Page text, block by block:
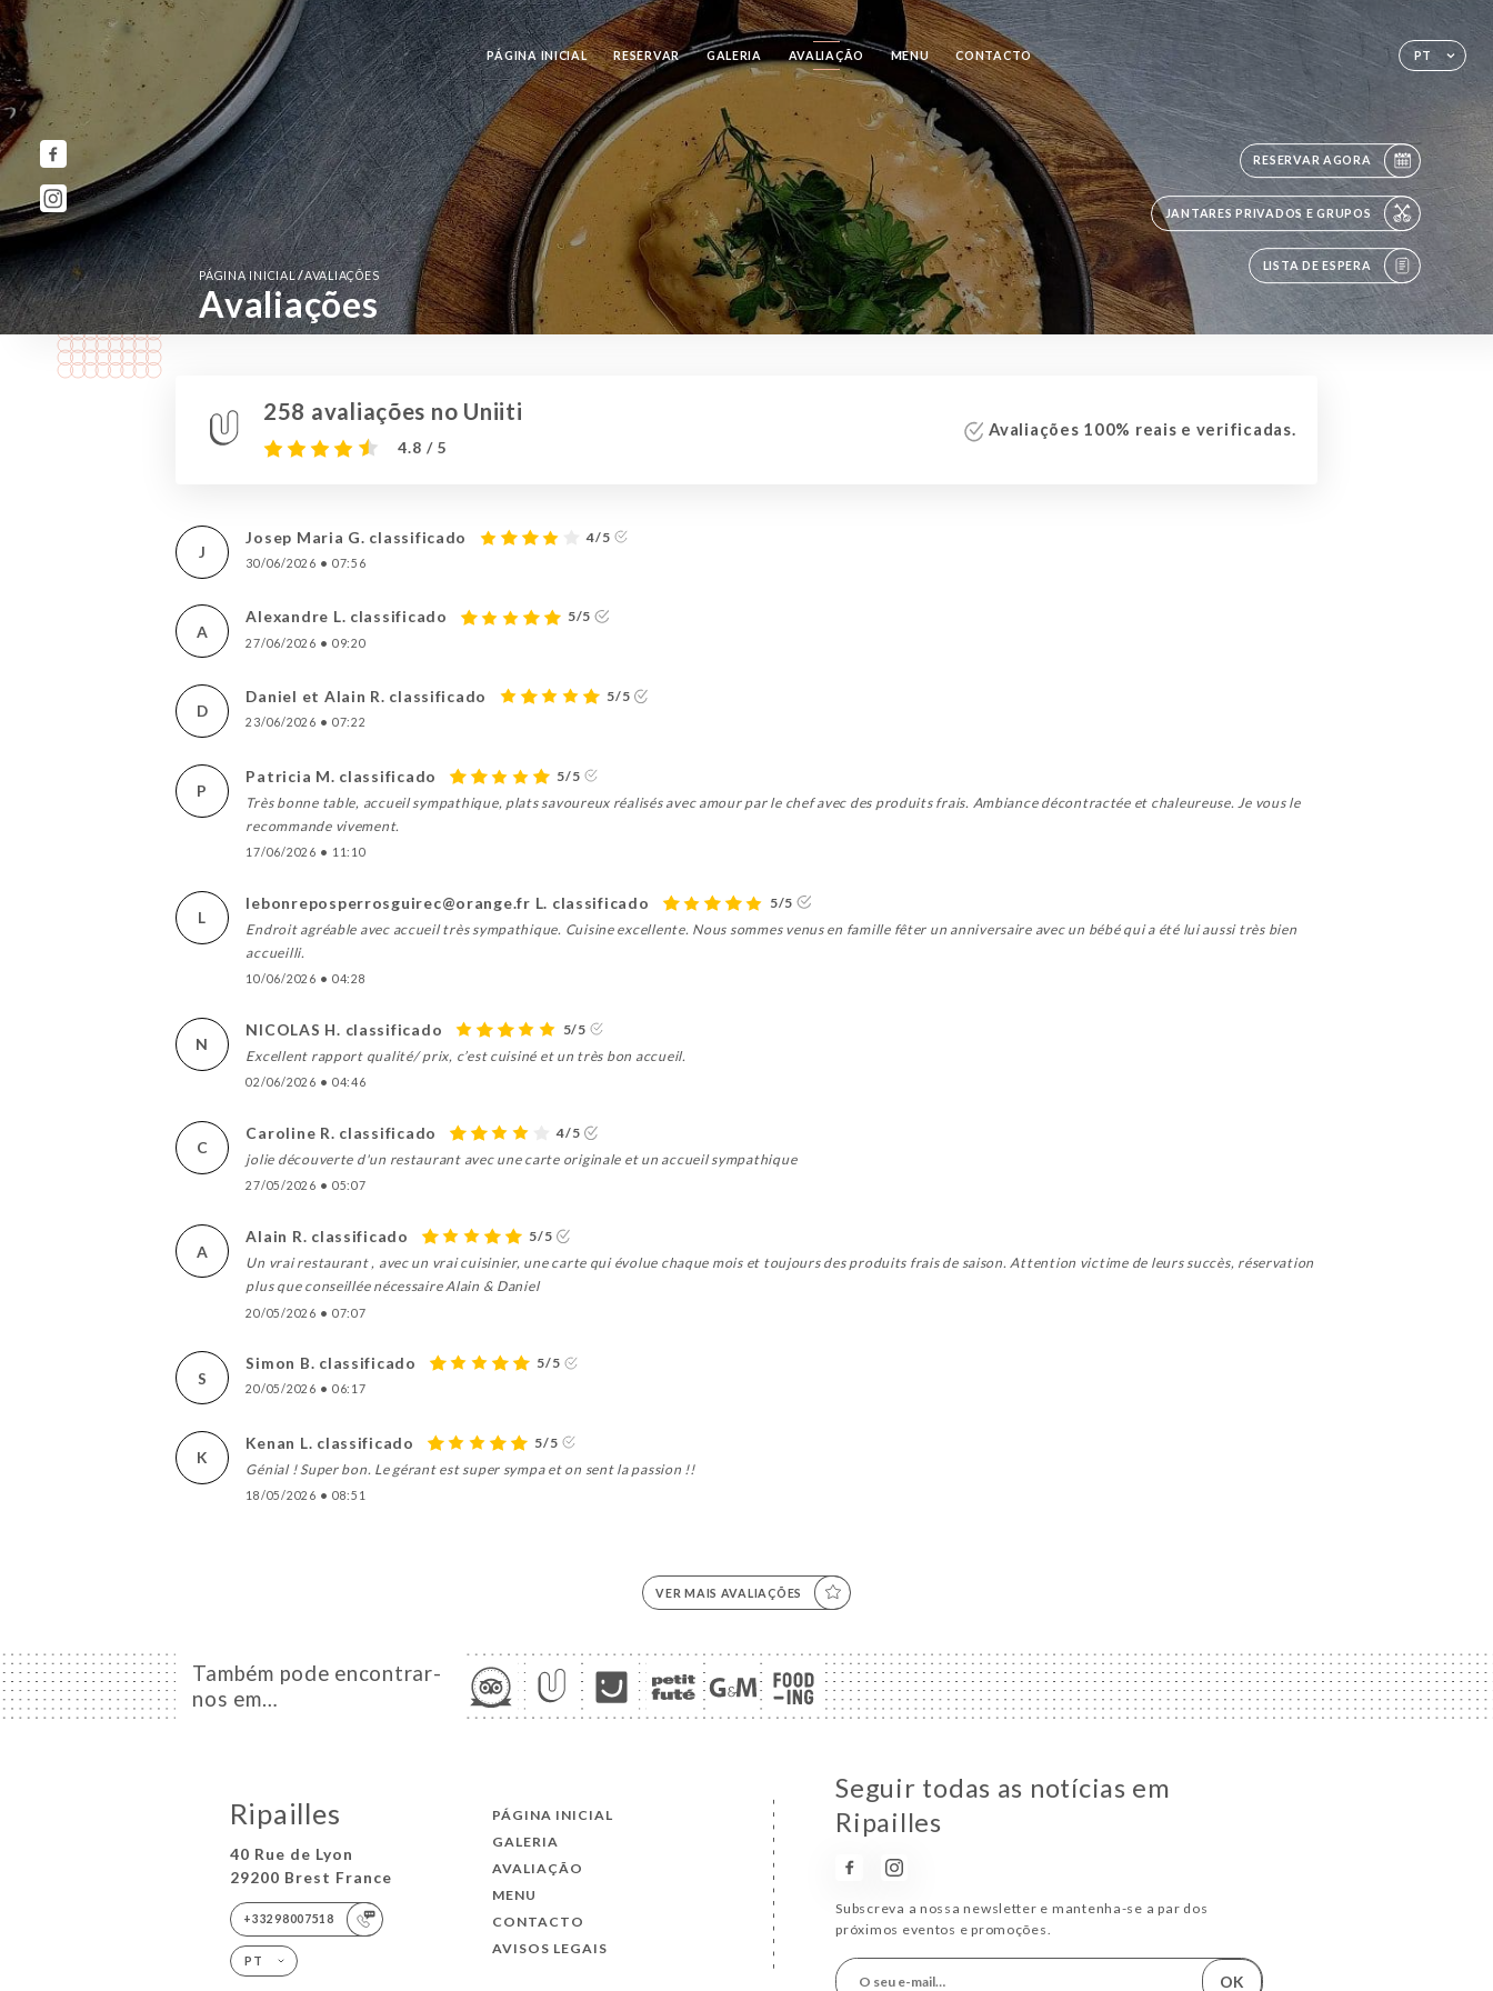
PT
PÁGINA INICIAL RESERVAR GALERIA AVALIAÇÃO MENU CONTACTO
RESERVAR AGORA
JANTARES PRIVADOS E GRUPOS
LISTA DE ESPERA
PÁGINA INICIAL/AVALIAÇÕES
Avaliações
258 avaliações no Uniiti
4.8 / 5
Avaliações 100% reais e verificadas.
J
Josep Maria G. classificado 4/5
30/06/2026 • 07:56
A
Alexandre L. classificado 5/5
27/06/2026 • 09:20
D
Daniel et Alain R. classificado 5/5
23/06/2026 • 07:22
P
Patricia M. classificado
5/5
Très bonne table, accueil sympathique, plats savoureux réalisés avec amour par le chef avec des produits frais. Ambiance décontractée et chaleureuse. Je vous le
recommande vivement.
17/06/2026 • 11:10
L
lebonreposperrosguirec@orange.fr L. classificado
5/5
Endroit agréable avec accueil très sympathique. Cuisine excellente. Nous sommes venus en famille fêter un anniversaire avec un bébé qui a été lui aussi très bien
accueilli.
10/06/2026 • 04:28
N
NICOLAS H. classificado
5/5
Excellent rapport qualité/ prix, c’est cuisiné et un très bon accueil.
02/06/2026 • 04:46
C
Caroline R. classificado
4/5
jolie découverte d'un restaurant avec une carte originale et un accueil sympathique
27/05/2026 • 05:07
A
Alain R. classificado
5/5
Un vrai restaurant , avec un vrai cuisinier, une carte qui évolue chaque mois et toujours des produits frais de saison. Attention victime de leurs succès, réservation
plus que conseillée nécessaire Alain & Daniel
20/05/2026 • 07:07
S
Simon B. classificado 5/5
20/05/2026 • 06:17
K
Kenan L. classificado
5/5
Génial ! Super bon. Le gérant est super sympa et on sent la passion !!
18/05/2026 • 08:51
VER MAIS AVALIAÇÕES
Também pode encontrar-
nos em…
Ripailles
40 Rue de Lyon
29200 Brest France
+33298007518
PT
PÁGINA INICIAL
GALERIA
AVALIAÇÃO
MENU
CONTACTO
AVISOS LEGAIS
Seguir todas as notícias em
Ripailles
Subscreva a nossa newsletter e mantenha-se a par dos
próximos eventos e promoções.
OK